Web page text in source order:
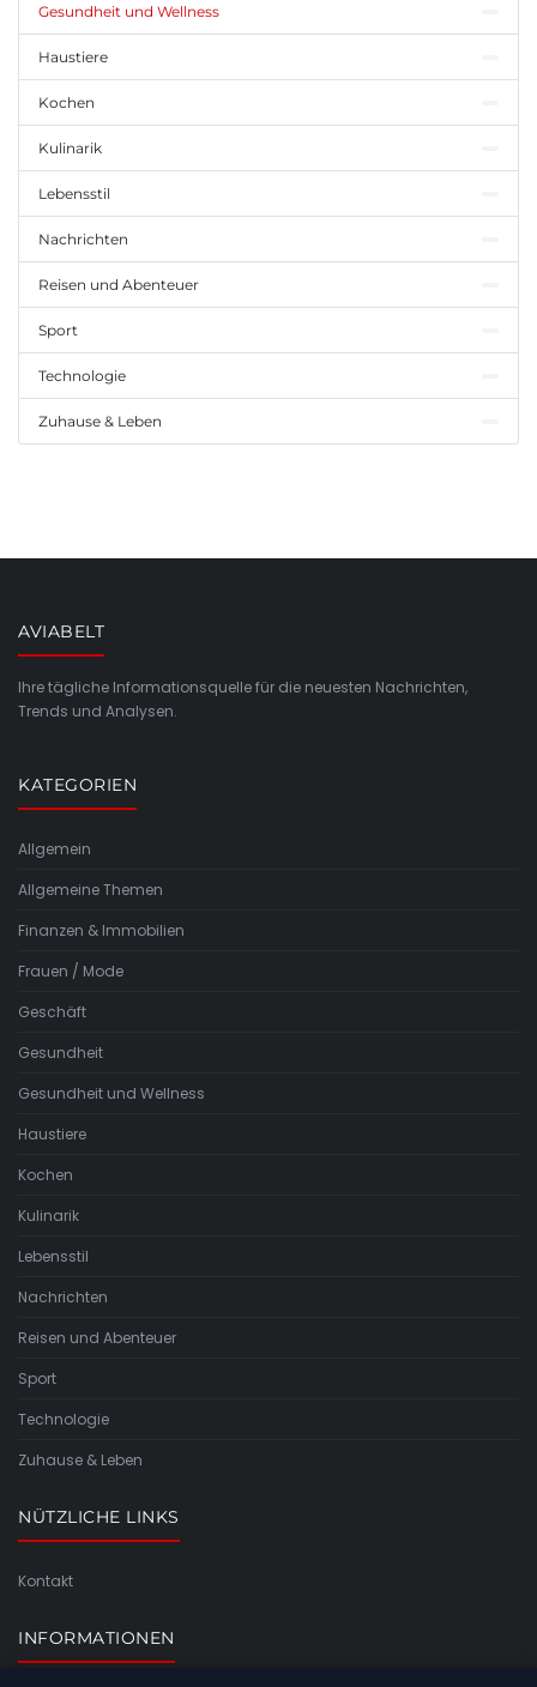
Gesundheit und Wellness
Haustiere
Kochen
Kulinarik
Lebensstil
Nachrichten
Reisen und Abenteuer
Sport
Technologie
Zuhause & Leben
AVIABELT
Ihre tägliche Informationsquelle für die neuesten Nachrichten,
Trends und Analysen.
KATEGORIEN
Allgemein
Allgemeine Themen
Finanzen & Immobilien
Frauen / Mode
Geschäft
Gesundheit
Gesundheit und Wellness
Haustiere
Kochen
Kulinarik
Lebensstil
Nachrichten
Reisen und Abenteuer
Sport
Technologie
Zuhause & Leben
NÜTZLICHE LINKS
Kontakt
INFORMATIONEN